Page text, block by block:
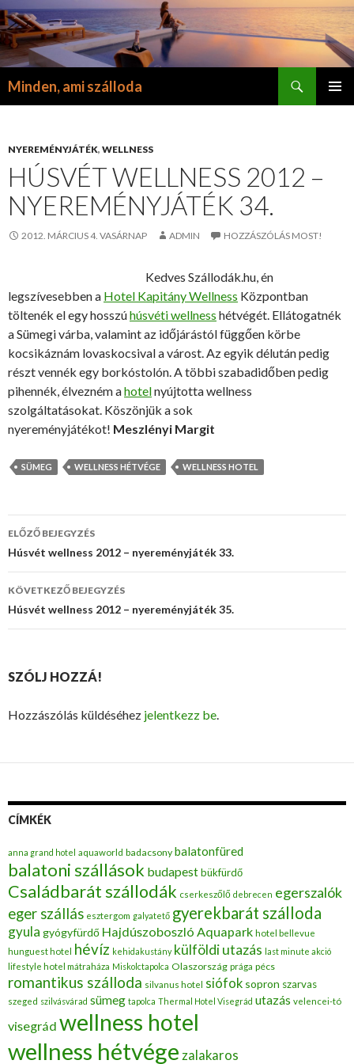
Minden, ami szálloda
NYEREMÉNYJÁTÉK, WELLNESS
HÚSVÉT WELLNESS 2012 –
NYEREMÉNYJÁTÉK 34.
2012. MÁRCIUS 4. VASÁRNAP ADMIN HOZZÁSZÓLÁS MOST!
Kedves Szállodák.hu, én
legszívesebben a Hotel Kapitány Wellness Központban
töltenék el egy hosszúhúsvéti wellness hétvégét. Ellátogatnék
a Sümegi várba, valamint az időjárástól függően körbe
kocsikáznám lovaskocsival a várost. Az egyik délután pedig
részt vennék egy borkóstolón. A többi szabadidőben pedig
pihennék, élvezném ahotelnyújtotta wellness
szolgáltatásokat. Köszönjük a sok
nyereményjátékot! Meszlényi Margit
SÜMEG WELLNESS HÉTVÉGE WELLNESS HOTEL
Bejegyzés
navigáció
ELŐZŐ BEJEGYZÉS
Húsvét wellness 2012 – nyereményjáték 33.
KÖVETKEZŐ BEJEGYZÉS
Húsvét wellness 2012 – nyereményjáték 35.
SZÓLJ HOZZÁ!
Hozzászólás küldéséhez jelentkezz be.
CÍMKÉK
anna grand hotel aquaworld badacsony balatonfüred
balatoni szállások budapestbükfürdő
Családbarát szállodák cserkeszőlő debrecen egerszalók
eger szállás esztergom galyatető gyerekbarát szálloda
gyula gyógyfürdő Hajdúszoboszló Aquapark hotel bellevue
hunguest hotel
hévíz kehidakustány külföldi utazás last minute akció
lifestyle hotel mátraháza Miskolctapolca Olaszország prága pécs
romantikus szálloda silvanus hotel siófok sopron szarvas
szeged szilvásvárad sümeg tapolca Thermal Hotel Visegrád utazás velencei-tó
visegrád wellness hotel
wellness hétvége zalakaros